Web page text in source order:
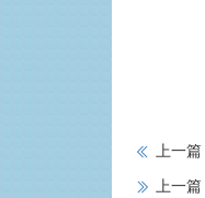
上一篇
上一篇